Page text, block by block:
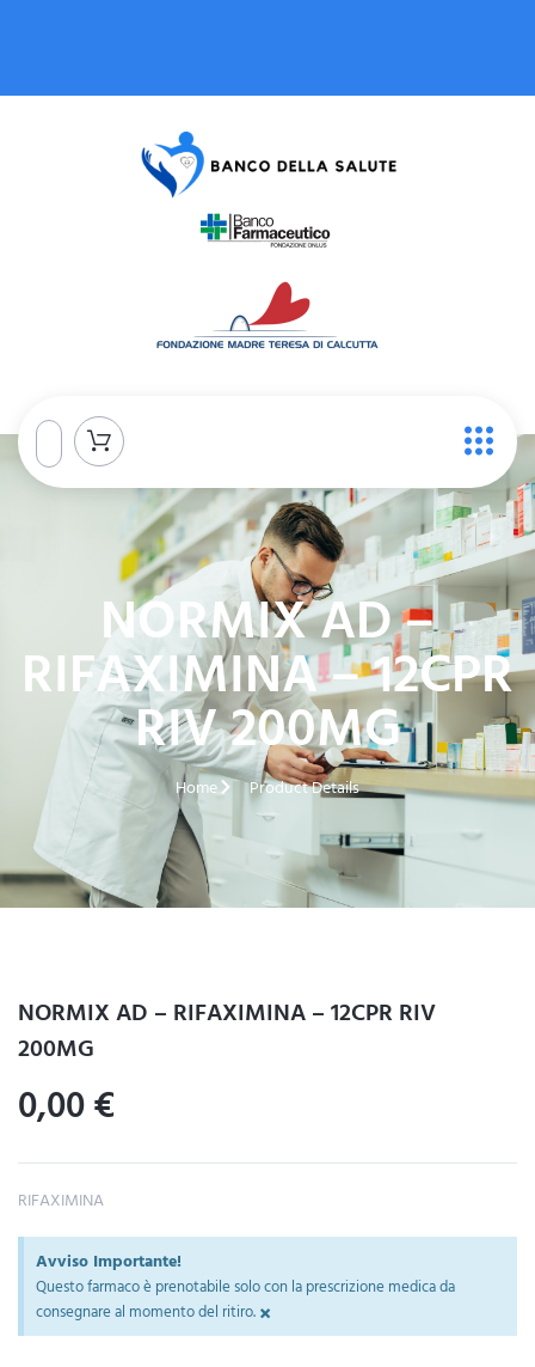
NORMIX AD –
RIFAXIMINA – 12CPR
RIV 200MG
Home Product Details
NORMIX AD – RIFAXIMINA – 12CPR RIV
200MG
0,00€
RIFAXIMINA
Avviso Importante!
Questo farmaco è prenotabile solo con la prescrizione medica da
consegnare al momento del ritiro.×